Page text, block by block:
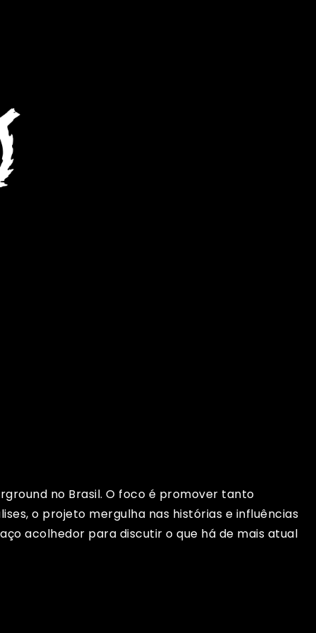
no Brasil. O foco é promover tanto
o projeto mergulha nas histórias e influências
acolhedor para discutir o que há de mais atual